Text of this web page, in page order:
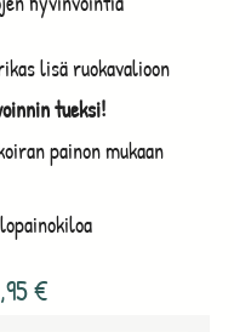
lisä ruokavalioon
tueksi!
painon mukaan
€